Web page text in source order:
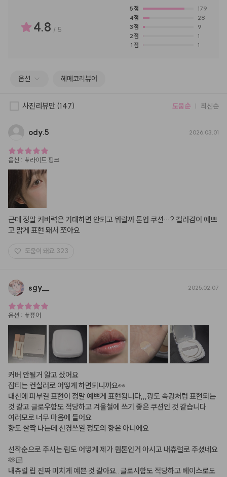
4.8 / 5
5점
179
4점
28
3점
9
2점
1
1 점 1
옵션 헤메코리뷰어
사진리뷰만 (147) 도움순 최신순
ody.5 2026.03.01
옵션 : #라이트 핑크
근데 정말 커버력은 기대하면 안되고 뭐랄까 톤업 쿠션…? 컬러감이 예쁘
고 맑게 표현 돼서 쪼아요
도움이 돼요 323
sgy 2025.02.07
옵션 : #퓨어
커버 안될거 알고 샀어요
잡티는 컨실러로 어떻게 하면되니까요👀
대신에 피부결 표현이 정말 예쁘게 표현됩니다,,,광도 속광처럼 표현되는
것 같고 글로우함도 적당하고 겨울철에 쓰기 좋은 쿠션인 것 같습니다
여러모로 너무 마음에 들어요
향도 살짝 나는데 신경쓰일 정도의 향은 아니에요
선착순으로 주시는 립도 어떻게 제가 웜톤인거 아시고 내츄럴로 주셨네요
🫶🏻
내츄럴 립 진짜 미치게 예쁜 것 같아요..글로시함도 적당하고 베이스로도